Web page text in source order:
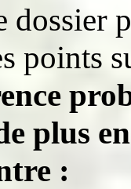
dossier
points
plus
: